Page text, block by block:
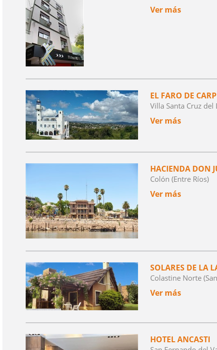
Ver más
EL FARO DE
Villa Santa Cruz del
Ver más
HACIENDA DON
Colón (Entre Ríos)
Ver más
SOLARES DE LA
Colastine Norte
Ver más
HOTEL ANCASTI